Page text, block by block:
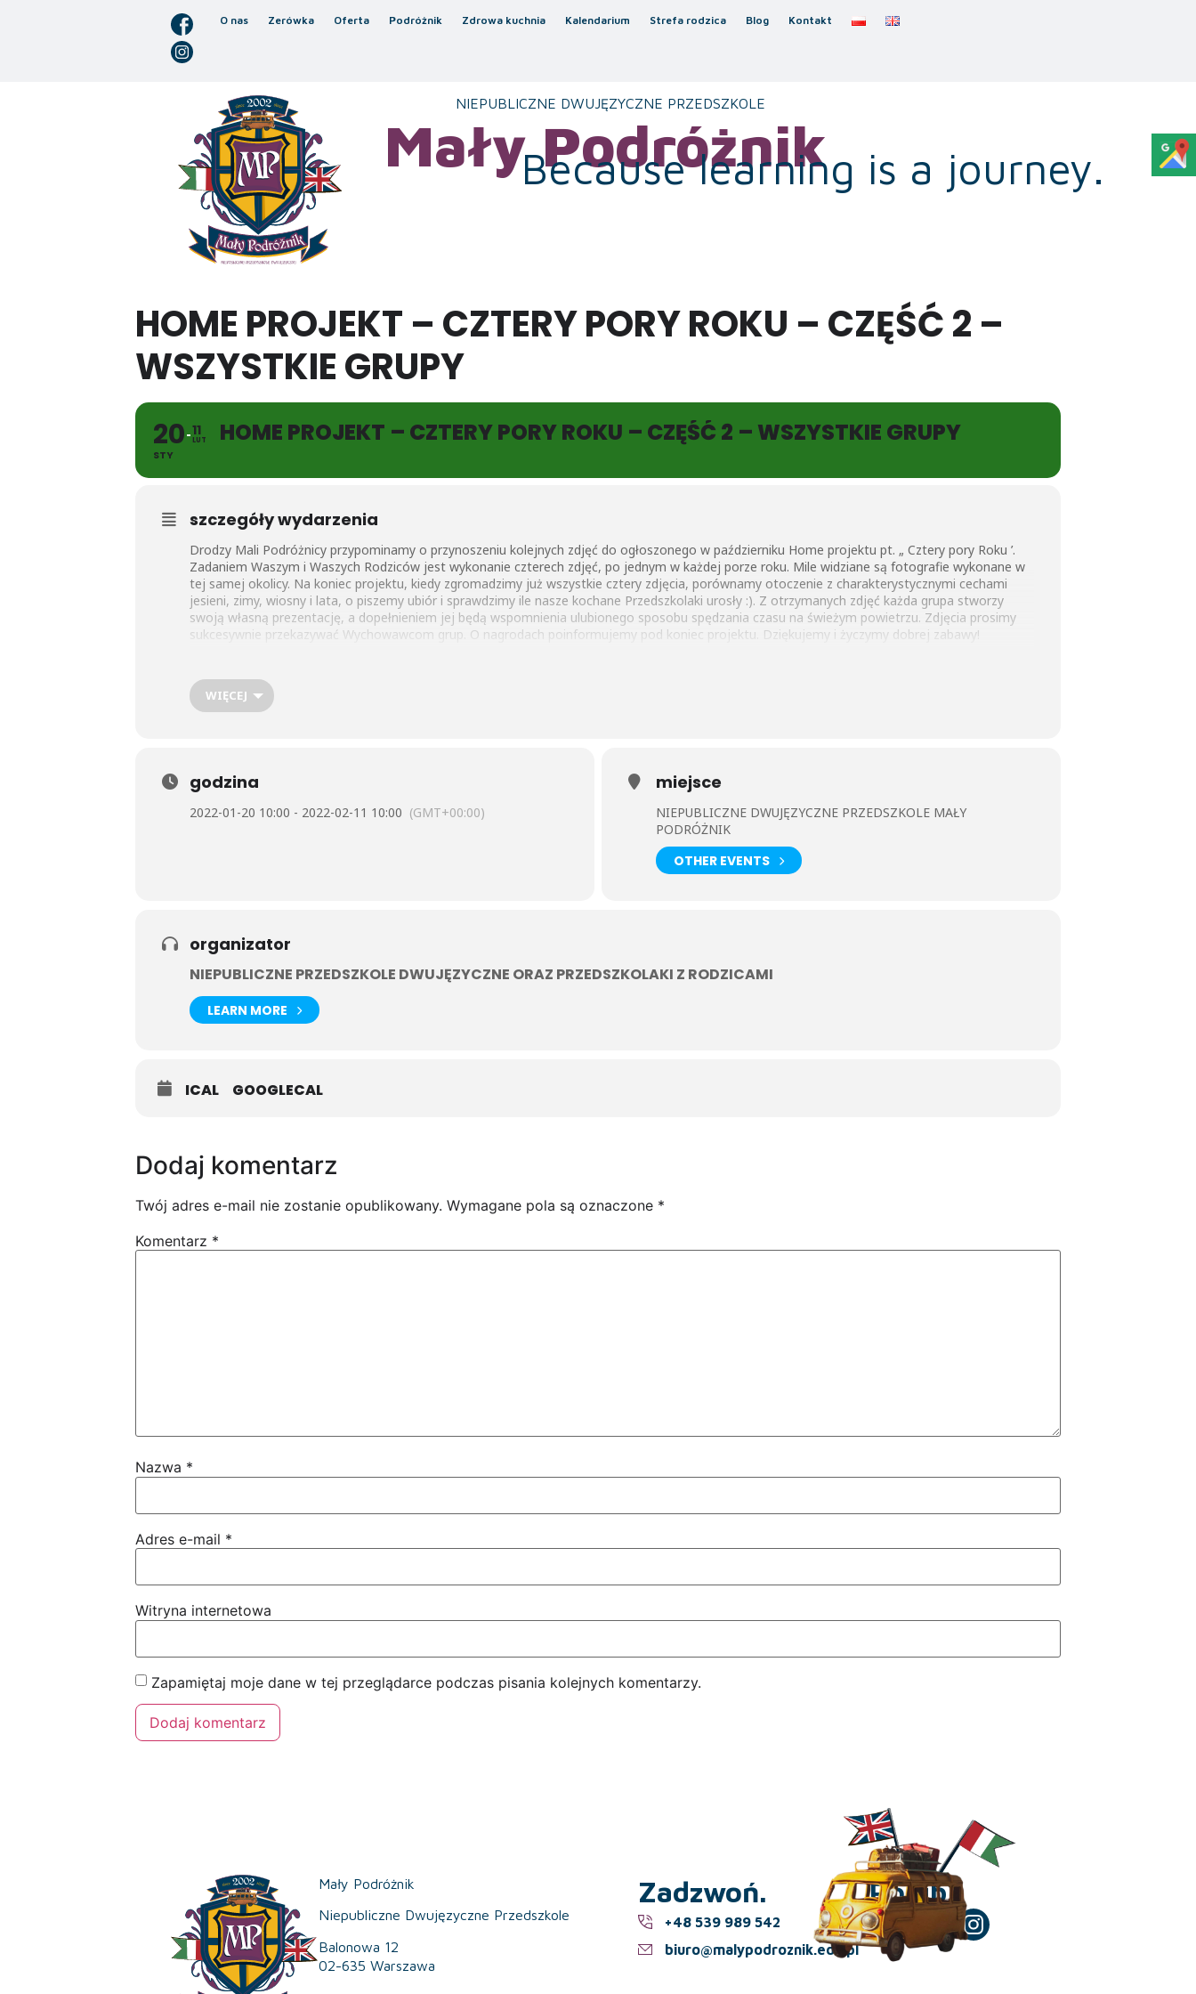
O nas Zerówka Oferta Podróżnik Zdrowa kuchnia Kalendarium Strefa rodzica Blog Kontakt
NIEPUBLICZNE DWUJĘZYCZNE PRZEDSZKOLE
Mały Podróżnik
Because learning is a journey.
HOME PROJEKT – CZTERY PORY ROKU – CZĘŚĆ 2 –
WSZYSTKIE GRUPY
20
STY
11
LUT HOME PROJEKT – CZTERY PORY ROKU – CZĘŚĆ 2 – WSZYSTKIE GRUPY
szczegóły wydarzenia
Drodzy Mali Podróżnicy przypominamy o przynoszeniu kolejnych zdjęć do ogłoszonego w październiku Home projektu pt. „ Cztery pory Roku ’.
Zadaniem Waszym i Waszych Rodziców jest wykonanie czterech zdjęć, po jednym w każdej porze roku. Mile widziane są fotografie wykonane w
tej samej okolicy. Na koniec projektu, kiedy zgromadzimy już wszystkie cztery zdjęcia, porównamy otoczenie z charakterystycznymi cechami
jesieni, zimy, wiosny i lata, o piszemy ubiór i sprawdzimy ile nasze kochane Przedszkolaki urosły :). Z otrzymanych zdjęć każda grupa stworzy
swoją własną prezentację, a dopełnieniem jej będą wspomnienia ulubionego sposobu spędzania czasu na świeżym powietrzu. Zdjęcia prosimy
sukcesywnie przekazywać Wychowawcom grup. O nagrodach poinformujemy pod koniec projektu. Dziękujemy i życzymy dobrej zabawy!
WIĘCEJ
godzina
2022-01-20 10:00 - 2022-02-11 10:00 (GMT+00:00)
miejsce
NIEPUBLICZNE DWUJĘZYCZNE PRZEDSZKOLE MAŁY
PODRÓŻNIK
OTHER EVENTS
organizator
NIEPUBLICZNE PRZEDSZKOLE DWUJĘZYCZNE ORAZ PRZEDSZKOLAKI Z RODZICAMI
LEARN MORE
ICAL GOOGLECAL
Dodaj komentarz
Twój adres e-mail nie zostanie opublikowany. Wymagane pola są oznaczone *
Komentarz *
Nazwa *
Adres e-mail *
Witryna internetowa
Zapamiętaj moje dane w tej przeglądarce podczas pisania kolejnych komentarzy.
Mały Podróżnik
Niepubliczne Dwujęzyczne Przedszkole
Balonowa 12
02-635 Warszawa
Zadzwoń.
+48 539 989 542
biuro@malypodroznik.edu.pl
Polub!